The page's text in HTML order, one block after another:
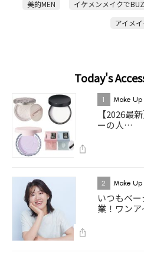
美的MEN
イケメンメイクで
アイメ
Today's
1 Make Up
【2026最
ーの人…
2 Make Up
いつもベ
業！ワン